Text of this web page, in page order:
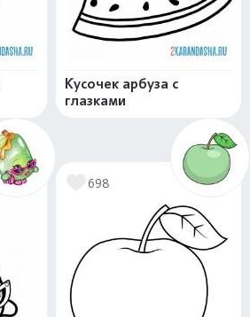
Кусочек арбуза с
глазками
698